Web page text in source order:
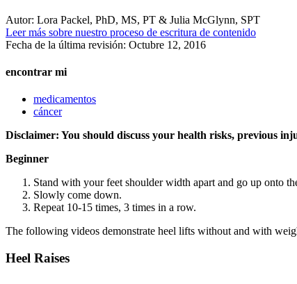
Autor: Lora Packel, PhD, MS, PT & Julia McGlynn, SPT
Leer más sobre nuestro proceso de escritura de contenido
Fecha de la última revisión: Octubre 12, 2016
encontrar mi
medicamentos
cáncer
Disclaimer: You should discuss your health risks, previous
Beginner
Stand with your feet shoulder width apart and go up onto
Slowly come down.
Repeat 10-15 times, 3 times in a row.
The following videos demonstrate heel lifts without and with
Heel Raises